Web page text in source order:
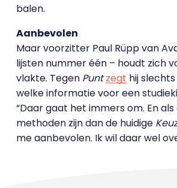
balen.
Aanbevolen
Maar voorzitter Paul Rüpp van
lijsten nummer één – houdt zich
vlakte. Tegen Puntzegt hij
welke informatie voor een
“Daar gaat het immers om. En
methoden zijn dan de huidige
me aanbevolen. Ik wil daar wel